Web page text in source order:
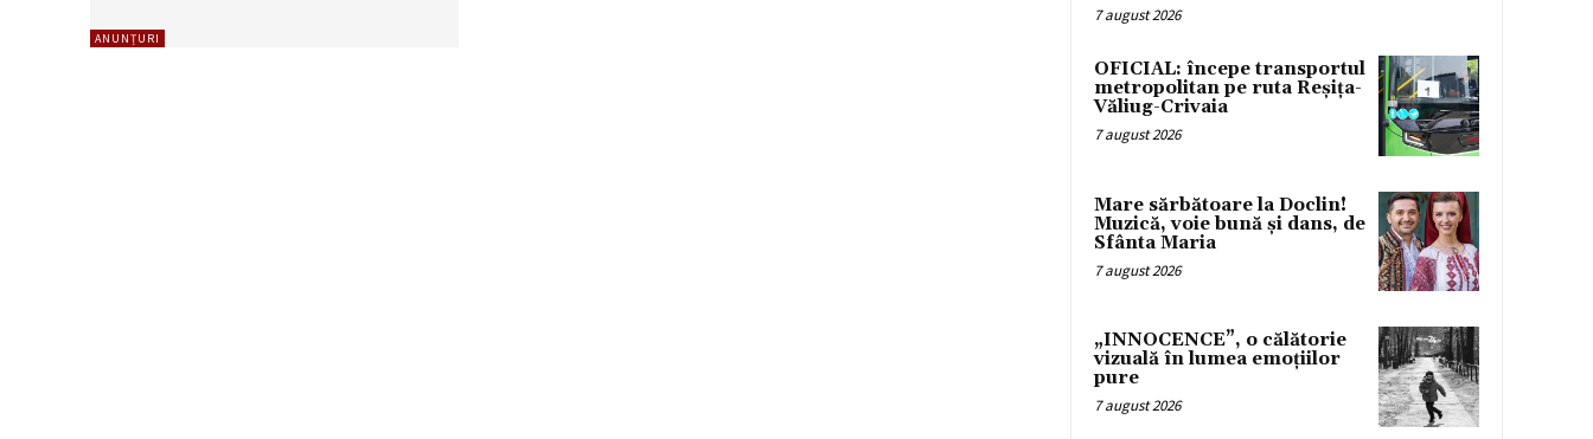
ANUNȚURI
7 august 2026
OFICIAL: începe transportul
metropolitan pe ruta Reșița-
Văliug-Crivaia
7 august 2026
Mare sărbătoare la Doclin!
Muzică, voie bună și dans, de
Sfânta Maria
7 august 2026
„INNOCENCE”, o călătorie
vizuală în lumea emoțiilor
pure
7 august 2026